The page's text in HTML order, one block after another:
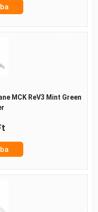
MCK ReV3 Mint Green